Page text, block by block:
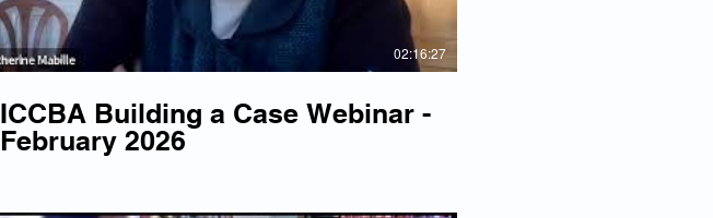
02:16:27
ICCBA Building a Case Webinar -
February 2026